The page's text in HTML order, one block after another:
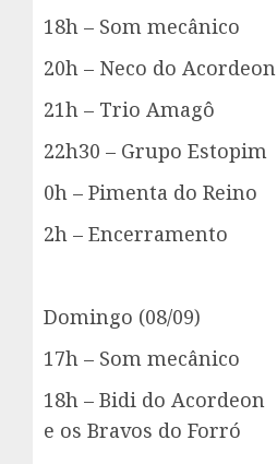
18h – Som mecânico
20h – Neco do Acordeon
21h – Trio Amagô
22h30 – Grupo Estopim
0h – Pimenta do Reino
2h – Encerramento
Domingo (08/09)
17h – Som mecânico
18h – Bidi do Acordeon
e os Bravos do Forró